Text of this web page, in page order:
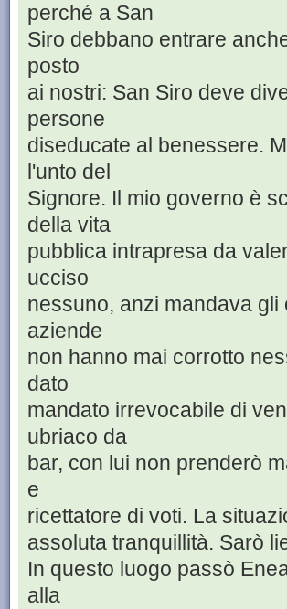
perché a San
Siro debbano entrare
posto
ai nostri: San Siro deve
persone
diseducate al benessere.
l'unto del
Signore. Il mio governo è
della vita
pubblica intrapresa da
ucciso
nessuno, anzi mandava
aziende
non hanno mai corrotto
dato
mandato irrevocabile di
ubriaco da
bar, con lui non prenderò
e
ricettatore di voti. La
assoluta tranquillità. Sarò
In questo luogo passò
alla